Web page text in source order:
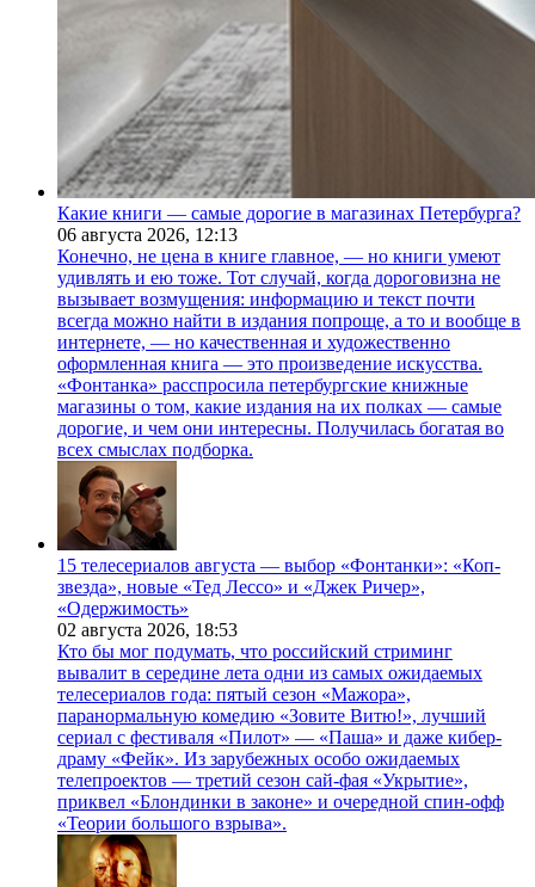
Какие книги — самые дорогие в магазинах Петербурга?
06 августа 2026, 12:13
Конечно, не цена в книге главное, — но книги умеют
удивлять и ею тоже. Тот случай, когда дороговизна не
вызывает возмущения: информацию и текст почти
всегда можно найти в издания попроще, а то и вообще в
интернете, — но качественная и художественно
оформленная книга — это произведение искусства.
«Фонтанка» расспросила петербургские книжные
магазины о том, какие издания на их полках — самые
дорогие, и чем они интересны. Получилась богатая во
всех смыслах подборка.
15 телесериалов августа — выбор «Фонтанки»: «Коп-
звезда», новые «Тед Лессо» и «Джек Ричер»,
«Одержимость»
02 августа 2026, 18:53
Кто бы мог подумать, что российский стриминг
вывалит в середине лета одни из самых ожидаемых
телесериалов года: пятый сезон «Мажора»,
паранормальную комедию «Зовите Витю!», лучший
сериал с фестиваля «Пилот» — «Паша» и даже кибер-
драму «Фейк». Из зарубежных особо ожидаемых
телепроектов — третий сезон сай-фая «Укрытие»,
приквел «Блондинки в законе» и очередной спин-офф
«Теории большого взрыва».